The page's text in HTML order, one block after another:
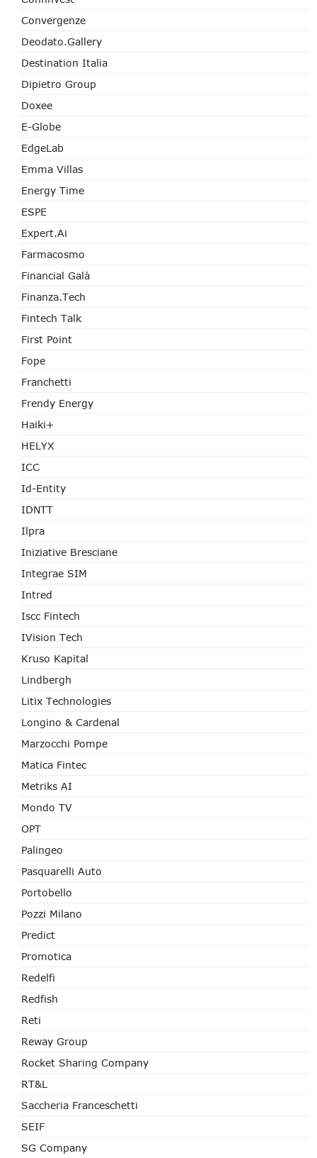
Convergenze
Deodato.Gallery
Destination Italia
Dipietro Group
Doxee
E-Globe
EdgeLab
Emma Villas
Energy Time
ESPE
Expert.ai
Farmacosmo
Financial Galà
Finanza.tech
Fintech Talk
First Point
Fope
Franchetti
Frendy Energy
Haiki+
HELYX
ICC
Id-Entity
IDNTT
Ilpra
Iniziative Bresciane
Integrae SIM
Intred
Iscc Fintech
IVision Tech
Kruso Kapital
Lindbergh
Litix Technologies
Longino & Cardenal
Marzocchi Pompe
Matica Fintec
Metriks AI
Mondo TV
OPT
Palingeo
Pasquarelli Auto
Portobello
Pozzi Milano
Predict
Promotica
Redelfi
Redfish
Reti
Reway Group
Rocket Sharing Company
RT&L
Saccheria Franceschetti
SEIF
SG Company